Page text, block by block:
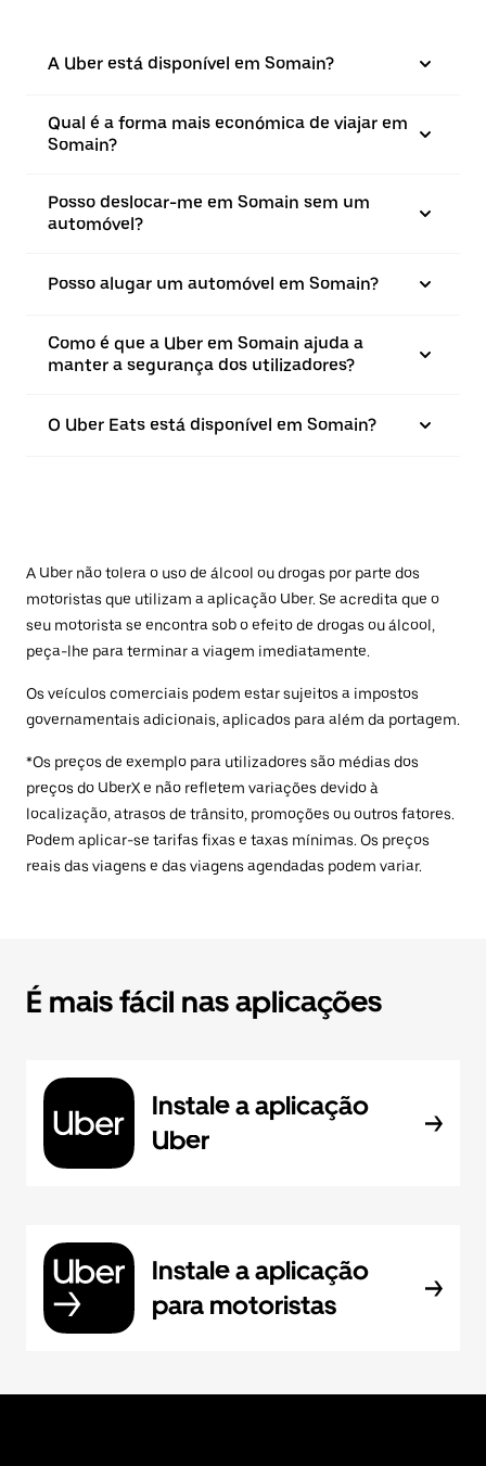
A Uber está disponível em Somain?
Qual é a forma mais económica de viajar em
Somain?
Posso deslocar-me em Somain sem um
automóvel?
Posso alugar um automóvel em Somain?
Como é que a Uber em Somain ajuda a
manter a segurança dos utilizadores?
O Uber Eats está disponível em Somain?
A Uber não tolera o uso de álcool ou drogas por parte dos
motoristas que utilizam a aplicação Uber. Se acredita que o
seu motorista se encontra sob o efeito de drogas ou álcool,
peça-lhe para terminar a viagem imediatamente.
Os veículos comerciais podem estar sujeitos a impostos
governamentais adicionais, aplicados para além da portagem.
*Os preços de exemplo para utilizadores são médias dos
preços do UberX e não refletem variações devido à
localização, atrasos de trânsito, promoções ou outros fatores.
Podem aplicar-se tarifas fixas e taxas mínimas. Os preços
reais das viagens e das viagens agendadas podem variar.
É mais fácil nas aplicações
Instale a aplicação
Uber
Instale a aplicação
para motoristas